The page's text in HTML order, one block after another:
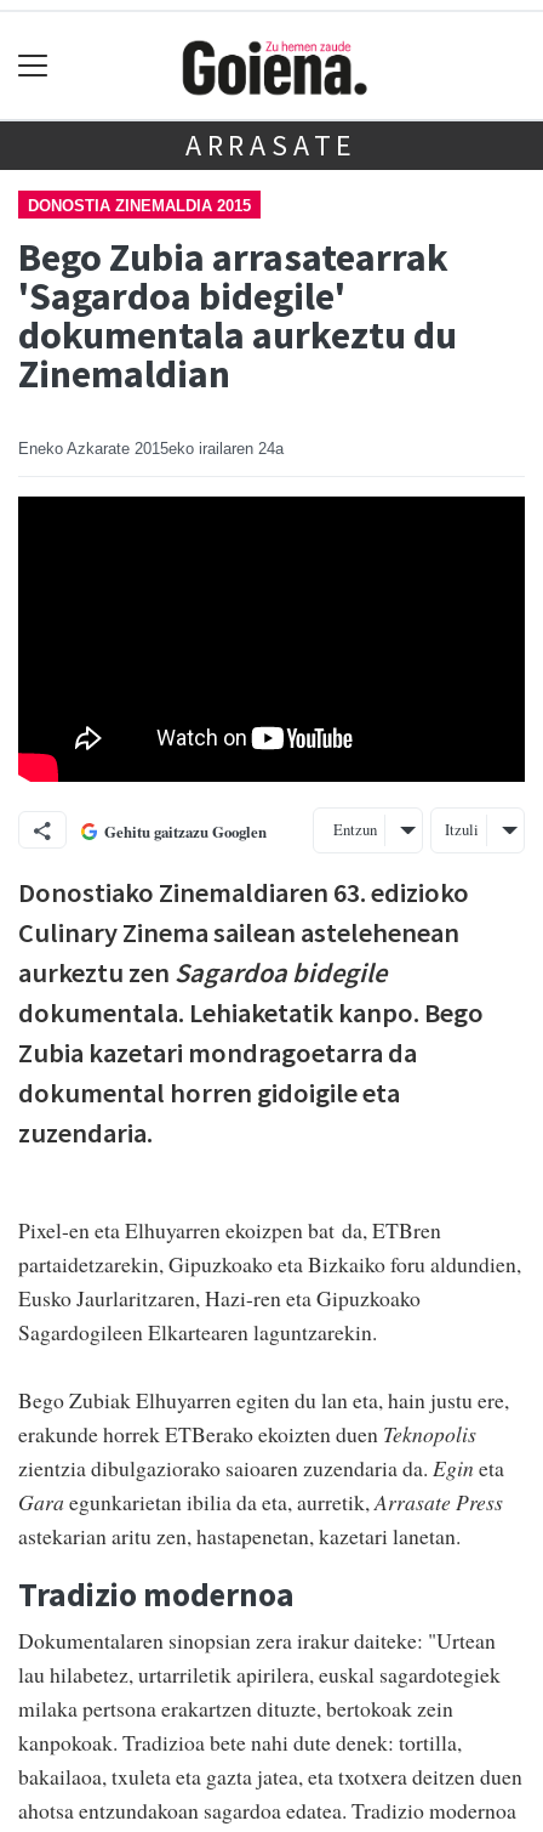
ARRASATE
DONOSTIA ZINEMALDIA 2015
Bego Zubia arrasatearrak
'Sagardoa bidegile'
dokumentala aurkeztu du
Zinemaldian
Eneko Azkarate 2015eko irailaren 24a
Gehitu gaitzazu Googlen Entzun Itzuli
Donostiako Zinemaldiaren 63. edizioko
Culinary Zinema sailean astelehenean
aurkeztu zen Sagardoa bidegile
dokumentala. Lehiaketatik kanpo. Bego
Zubia kazetari mondragoetarra da
dokumental horren gidoigile eta
zuzendaria.
Pixel-en eta Elhuyarren ekoizpen bat da, ETBren
partaidetzarekin, Gipuzkoako eta Bizkaiko foru aldundien,
Eusko Jaurlaritzaren, Hazi-ren eta Gipuzkoako
Sagardogileen Elkartearen laguntzarekin.
Bego Zubiak Elhuyarren egiten du lan eta, hain justu ere,
erakunde horrek ETBerako ekoizten duen Teknopolis
zientzia dibulgaziorako saioaren zuzendaria da. Egin eta
Gara egunkarietan ibilia da eta, aurretik,Arrasate Press
astekarian aritu zen, hastapenetan, kazetari lanetan.
Tradizio modernoa
Dokumentalaren sinopsian zera irakur daiteke: "Urtean
lau hilabetez, urtarriletik apirilera, euskal sagardotegiek
milaka pertsona erakartzen dituzte, bertokoak zein
kanpokoak. Tradizioa bete nahi dute denek: tortilla,
bakailaoa, txuleta eta gazta jatea, eta txotxera deitzen duen
ahotsa entzundakoan sagardoa edatea. Tradizio modernoa